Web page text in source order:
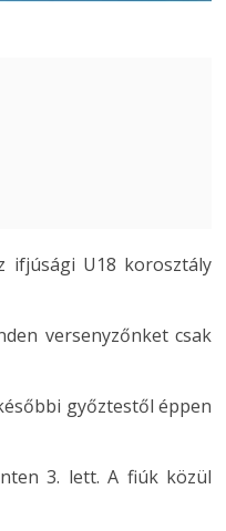
ifjúsági U18 korosztály
versenyzőnket csak
győztestől éppen
3. lett. A fiúk közül